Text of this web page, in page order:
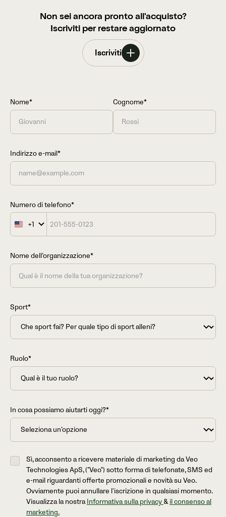
Non sei ancora pronto all'acquisto?
Iscriviti per restare aggiornato
Iscriviti
Nome* Cognome*
Indirizzo e-mail*
Numero di telefono*
United
States
+1
Nome dell’organizzazione*
Sport*
Ruolo*
In cosa possiamo aiutarti oggi?*
Sì, acconsento a ricevere materiale di marketing da Veo
Technologies ApS, ("Veo") sotto forma di telefonate, SMS ed
e-mail riguardanti offerte promozionali e novità su Veo.
Ovviamente puoi annullare l'iscrizione in qualsiasi momento.
Visualizza la nostraInformativa sulla privacy &il consenso al
marketing.